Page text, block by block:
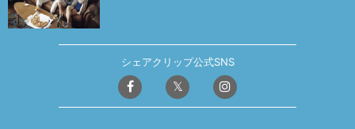
シェアクリップ公式SNS